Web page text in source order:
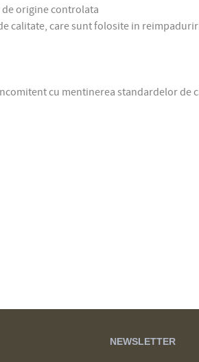
origine controlata
calitate caresunt folosite in
cu mentinerea standardelor de
NEWSLETTER